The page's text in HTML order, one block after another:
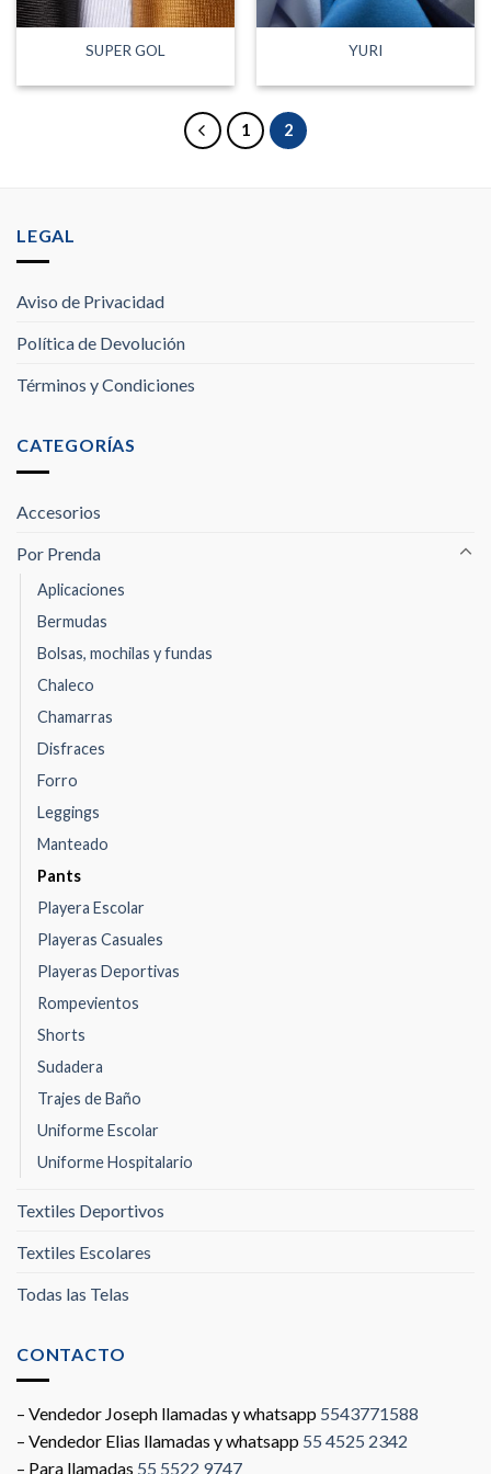
SUPER GOL YURI
1 2
LEGAL
Aviso de Privacidad
Política de Devolución
Términos y Condiciones
CATEGORÍAS
Accesorios
Por Prenda
Aplicaciones
Bermudas
Bolsas, mochilas y fundas
Chaleco
Chamarras
Disfraces
Forro
Leggings
Manteado
Pants
Playera Escolar
Playeras Casuales
Playeras Deportivas
Rompevientos
Shorts
Sudadera
Trajes de Baño
Uniforme Escolar
Uniforme Hospitalario
Textiles Deportivos
Textiles Escolares
Todas las Telas
CONTACTO
– Vendedor Joseph llamadas y whatsapp 5543771588
– Vendedor Elias llamadas y whatsapp 55 4525 2342
– Para llamadas 55 5522 9747